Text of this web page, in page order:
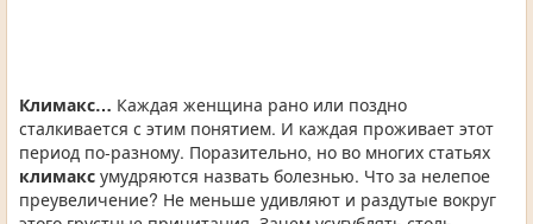
Климакс… Каждая женщина рано или поздно
сталкивается с этим понятием. И каждая проживает этот
период по-разному. Поразительно, но во многих статьях
климакс умудряются назвать болезнью. Что за нелепое
преувеличение? Не меньше удивляют и раздутые вокруг